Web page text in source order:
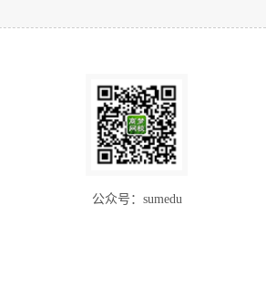
公众号：sumedu